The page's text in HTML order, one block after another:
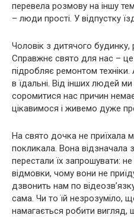
перевела розмову на іншу
– люди прості. У відпустку
Чоловік з дитячого будинку,
Справжнє свято для нас – це
підробляє ремонтом
в їдальні. Від інших людей
соромитися нас причин
цікавимося і живемо дуже
На свято дочка не приїхала
покликала. Вона відзначала
перестали їх запрошувати:
відмовки, чому вони не
дзвонить нам по
сама. Чи то їй незрозуміло,
намагається робити вигляд,